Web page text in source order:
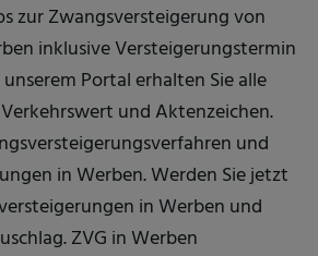
zur Zwangsversteigerung von
inklusive Versteigerungstermin
Portal erhalten Sie alle
und Aktenzeichen.
und
in Werben. Werden Sie jetzt
in Werben und
ZVG in Werben